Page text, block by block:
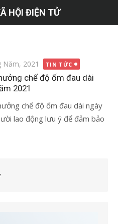
HỘI ĐIỆN TỬ
Năm, 2021 TIN TỨC
chế độ ốm đau dài
2021
chế độ ốm đau dài ngày
lao động lưu ý để đảm bảo